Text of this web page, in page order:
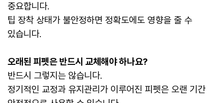
중요합니다.
팁 장착 상태가 불안정하면 정확도에도 영향을 줄 수
있습니다.
오래된 피펫은 반드시 교체해야 하나요?
반드시 그렇지는 않습니다.
정기적인 교정과 유지관리가 이루어진 피펫은 오랜 기간